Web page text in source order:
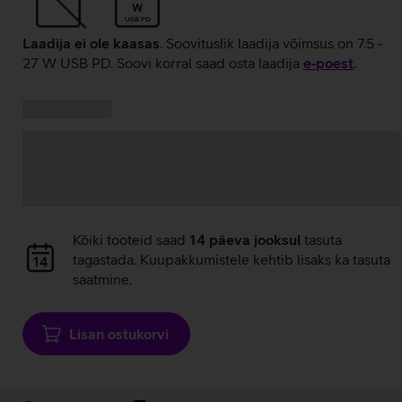
W
USB PD
Laadija ei ole kaasas. Soovituslik laadija võimsus on 7.5 -
27 W USB PD. Soovi korral saad osta laadija e‑poest.
Andmete
laadimine
Kõiki tooteid saad 14 päeva jooksul tasuta
tagastada. Kuupakkumistele kehtib lisaks ka tasuta
saatmine.
Lisan ostukorvi